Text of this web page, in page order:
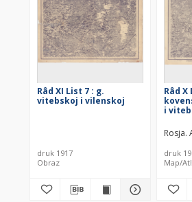
Râd XI List 7 : g.
vitebskoj i vilenskoj
druk 1917
Obraz
Râd X
i
Rosja.
druk
Map/